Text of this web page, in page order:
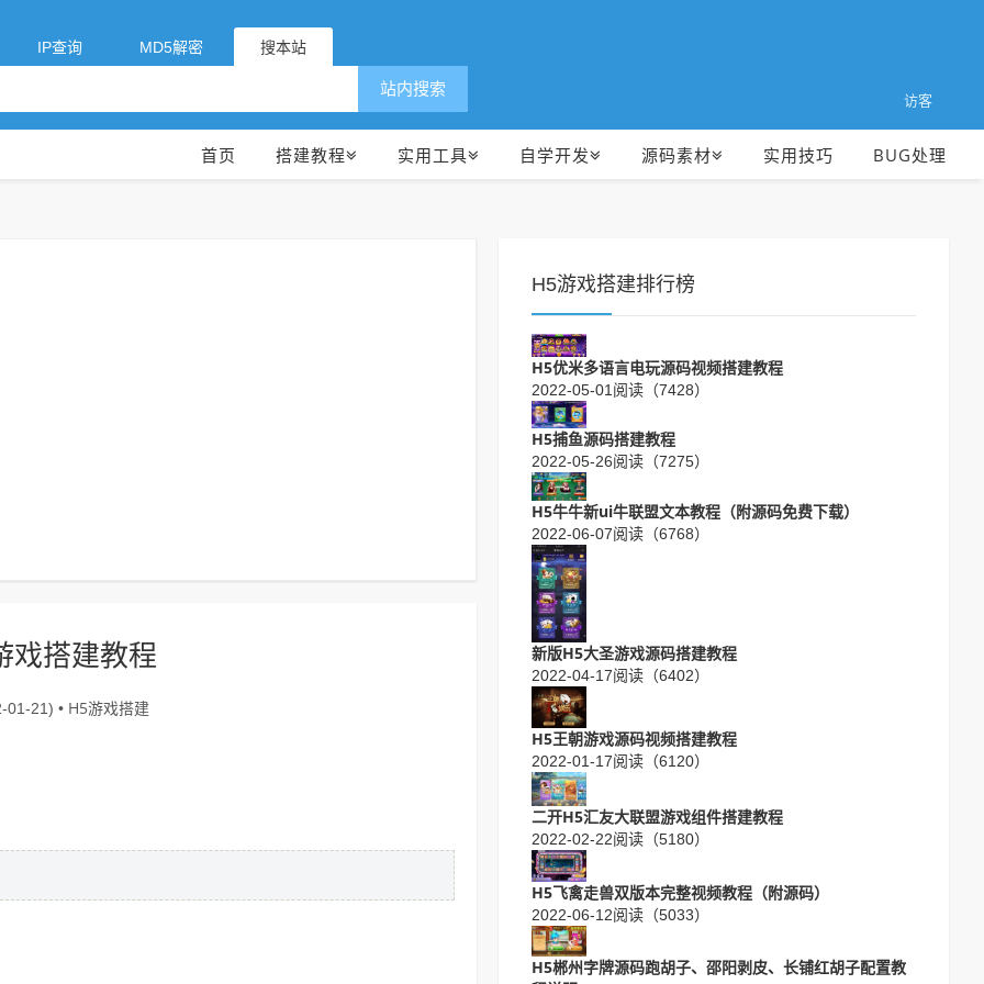
IP查询 MD5解密 搜本站
访客
站内搜索
首页 搭建教程 实用工具 自学开发 源码素材 实用技巧 BUG处理
戏搭建教程
01-21) • H5游戏搭建
H5游戏搭建排行榜
H5优米多语言电玩源码视频搭建教程
2022-05-01 阅读（7428）
H5捕鱼源码搭建教程
2022-05-26阅读（7275）
H5牛牛新ui牛联盟文本教程（附源码免费下载）
2022-06-07阅读（6768）
新版H5大圣游戏源码搭建教程
2022-04-17阅读（6402）
H5王朝游戏源码视频搭建教程
2022-01-17阅读（6120）
二开H5汇友大联盟游戏组件搭建教程
2022-02-22阅读（5180）
H5飞禽走兽双版本完整视频教程（附源码）
2022-06-12阅读（5033）
H5郴州字牌源码跑胡子、邵阳剥皮、长铺红胡子配置教